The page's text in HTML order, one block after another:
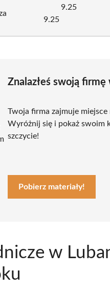
9.25
9.25
Znalazłeś swoją firmę
Twoja firma zajmuje
Wyróżnij się i pokaż swoim
szczycie!
Pobierz materiały!
w